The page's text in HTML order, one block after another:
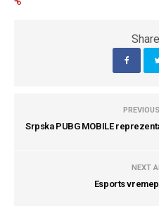
Srpska PUBG MOBILE
NEXT
Esports